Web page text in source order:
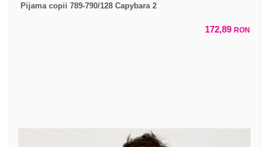
Pijama copii 789-790/128 Capybara 2
172,89 RON